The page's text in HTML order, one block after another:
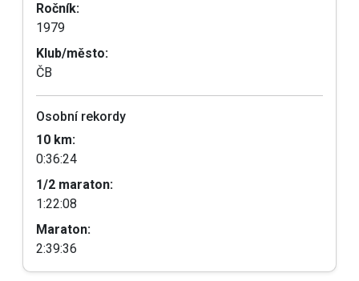
Ročník:
1979
Klub/město:
ČB
Osobní rekordy
10 km:
0:36:24
1/2 maraton:
1:22:08
Maraton:
2:39:36